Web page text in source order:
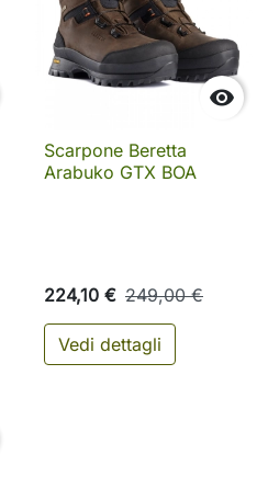

Scarpone Beretta
Arabuko GTX BOA
224,10 € 249,00 €
Vedi dettagli